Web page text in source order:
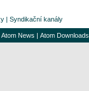
| Syndikační kanály
Atom News | Atom Downloads